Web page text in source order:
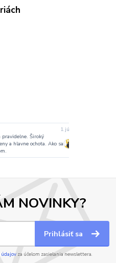
1. júla
pravidelne. Široký
a hlavne ochota. Ako sa
NOVINKY?
Prihlásiť sa
údajov za účelom zasielania newslettera.